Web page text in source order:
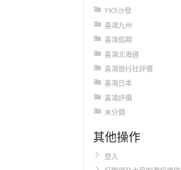
YKS沙發
喜鴻九州
喜鴻假期
喜鴻北海道
喜鴻旅行社評價
喜鴻日本
喜鴻評價
未分類
其他操作
登入